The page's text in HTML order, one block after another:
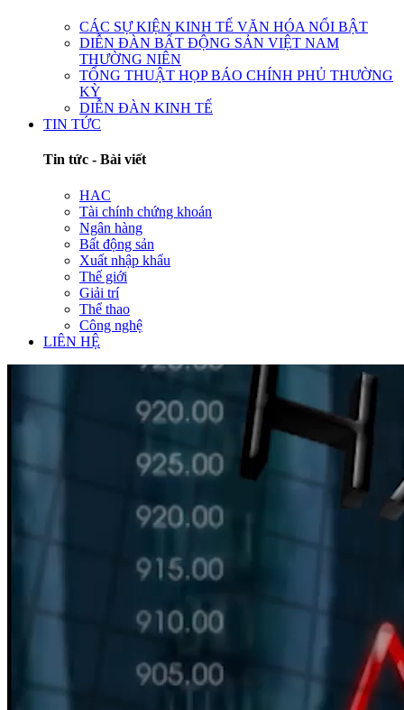
CÁC SỰ KIỆN KINH TẾ VĂN HÓA NỔI BẬT
DIỄN ĐÀN BẤT ĐỘNG SẢN VIỆT NAM
THƯỜNG NIÊN
TỔNG THUẬT HỌP BÁO CHÍNH PHỦ THƯỜNG
KỲ
DIỄN ĐÀN KINH TẾ
TIN TỨC
Tin tức - Bài viết
HAC
Tài chính chứng khoán
Ngân hàng
Bất động sản
Xuất nhập khẩu
Thế giới
Giải trí
Thể thao
Công nghệ
LIÊN HỆ